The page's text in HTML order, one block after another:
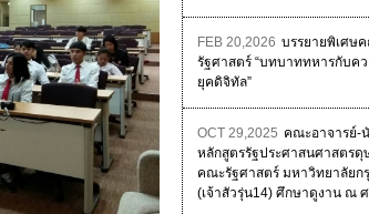
FEB 20,2026 บรรยายพิเศษ
รัฐศาสตร์ “บทบาททหารกับค
ยุคดิจิทัล”
OCT 29,2025 คณะอาจารย์-
หลักสูตรรัฐประศาสนศาสตร
คณะรัฐศาสตร์ มหาวิทยาลัยก
(เจ้าสัวรุ่น14) ศึกษาดูงาน ณ